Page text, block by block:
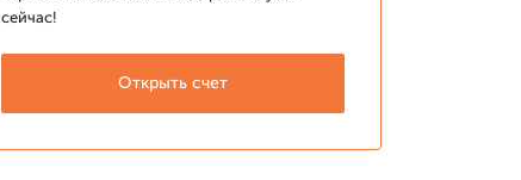
сейчас!
Открыть счет